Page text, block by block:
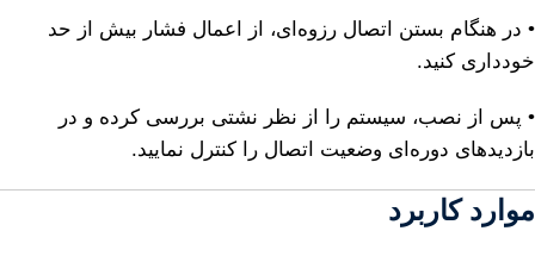
• در هنگام بستن اتصال رزوه‌ای، از اعمال فشار بیش از حد
خودداری کنید.
• پس از نصب، سیستم را از نظر نشتی بررسی کرده و در
بازدیدهای دوره‌ای وضعیت اتصال را کنترل نمایید.
موارد کاربرد